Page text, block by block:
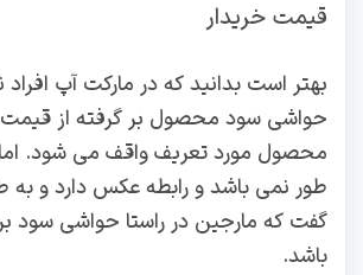
قیمت خریدار
بهتر است بدانید که در مارکت آپ
حواشی سود محصول بر گرفته از
محصول مورد تعریف واقف می شود.
طور نمی باشد و رابطه عکس دارد و به
گفت که مارجین در راستا حواشی سود
باشد.